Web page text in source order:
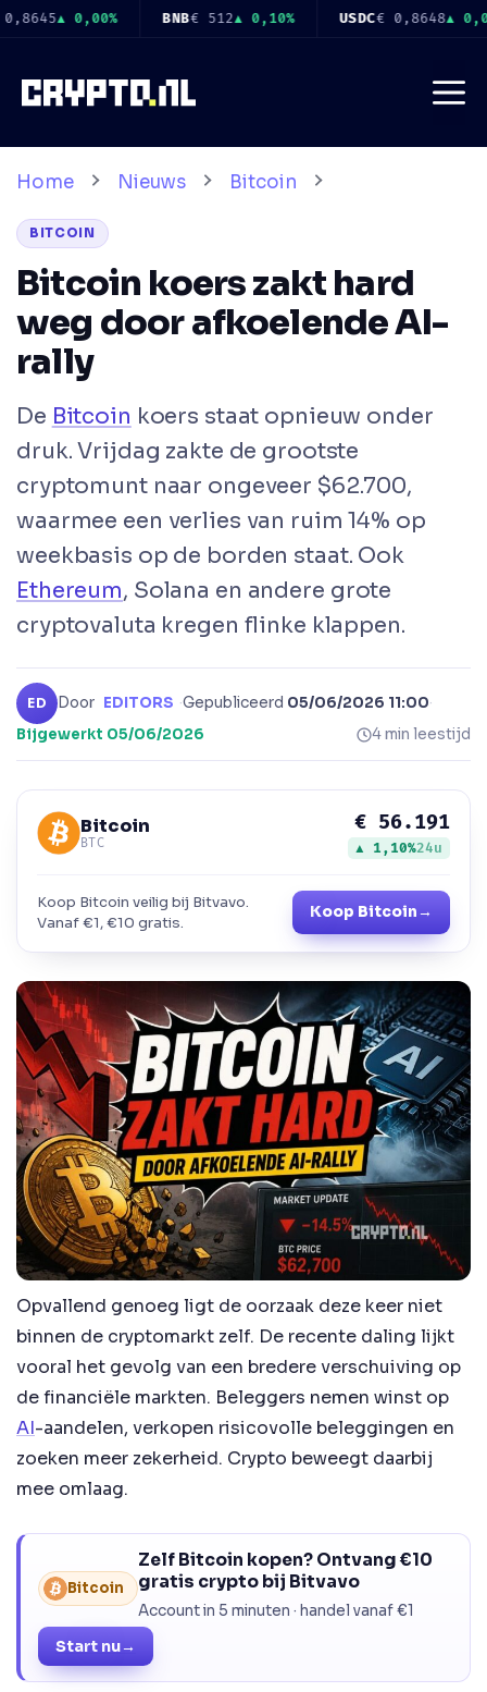
Ga
inhoud
USDC€ 0,8648▲ 0,00% XRP € 0,8940▲ 1,00%
Home Nieuws Bitcoin
BITCOIN
Bitcoin koers zakt hard
weg door afkoelende AI-
rally
De Bitcoin koers staat opnieuw onder
druk. Vrijdag zakte de grootste
cryptomunt naar ongeveer $62.700,
waarmee een verlies van ruim 14% op
weekbasis op de borden staat. Ook
Ethereum, Solana en andere grote
cryptovaluta kregen flinke klappen.
ED Door EDITORS ·Gepubliceerd 05/06/2026 11:00·
Bijgewerkt 05/06/2026 4 min leestijd
Bitcoin
BTC
€ 56.191
▲ 1,10%24u
Koop Bitcoin veilig bij Bitvavo.
Vanaf €1, €10 gratis.
Koop Bitcoin→
Opvallend genoeg ligt de oorzaak deze keer niet
binnen de cryptomarkt zelf. De recente daling lijkt
vooral het gevolg van een bredere verschuiving op
de financiële markten. Beleggers nemen winst op
AI-aandelen, verkopen risicovolle beleggingen en
zoeken meer zekerheid. Crypto beweegt daarbij
mee omlaag.
Bitcoin
Zelf Bitcoin kopen? Ontvang €10
gratis crypto bij Bitvavo
Account in 5 minuten · handel vanaf €1
Start nu→